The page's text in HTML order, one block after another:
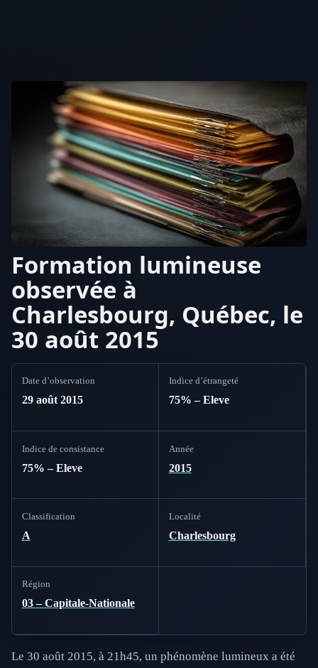
Formation lumineuse
observée à
Charlesbourg, Québec, le
30 août 2015
Date d’observation
29 août 2015
Indice d’étrangeté
75% – Eleve
Indice de consistance
75% – Eleve
Année
2015
Classification
A
Localité
Charlesbourg
Région
03 – Capitale-Nationale
Le 30 août 2015, à 21h45, un phénomène lumineux a été